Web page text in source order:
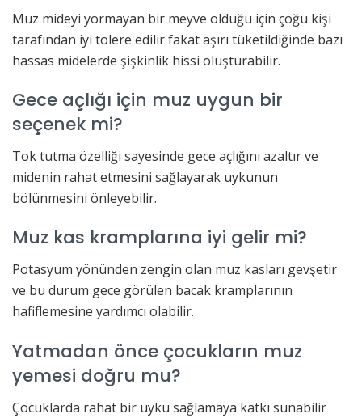
Muz mideyi yormayan bir meyve olduğu için çoğu kişi
tarafından iyi tolere edilir fakat aşırı tüketildiğinde bazı
hassas midelerde şişkinlik hissi oluşturabilir.
Gece açlığı için muz uygun bir
seçenek mi?
Tok tutma özelliği sayesinde gece açlığını azaltır ve
midenin rahat etmesini sağlayarak uykunun
bölünmesini önleyebilir.
Muz kas kramplarına iyi gelir mi?
Potasyum yönünden zengin olan muz kasları gevşetir
ve bu durum gece görülen bacak kramplarının
hafiflemesine yardımcı olabilir.
Yatmadan önce çocukların muz
yemesi doğru mu?
Çocuklarda rahat bir uyku sağlamaya katkı sunabilir